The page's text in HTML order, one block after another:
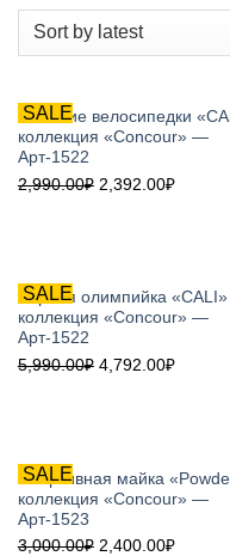
SALE
Женские велосипедки
коллекция «Concour» —
Арт-1522
2,990.00₽ 2,392.00₽
SALE
Черная олимпийка «CALI»
коллекция «Concour» —
Арт-1522
5,990.00₽ 4,792.00₽
SALE
Спортивная майка
коллекция «Concour» —
Арт-1523
3,000.00₽ 2,400.00₽